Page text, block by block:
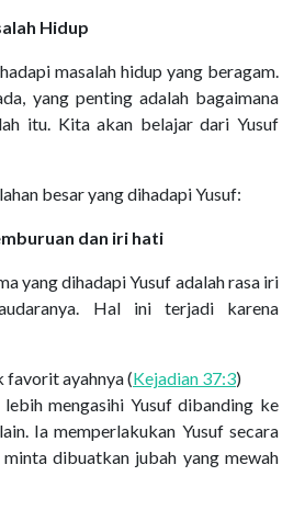
Hidup
masalah hidup yang beragam.
yang penting adalah bagaimana
itu. Kita akan belajar dari Yusuf
besar yang dihadapi Yusuf:
dan iri hati
yang dihadapi Yusuf adalah rasa iri
Hal ini terjadi karena
favorit ayahnya (Kejadian 37:3)
mengasihi Yusuf dibanding ke
Ia memperlakukan Yusuf secara
dibuatkan jubah yang mewah